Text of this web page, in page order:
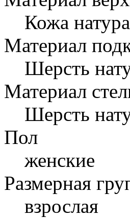
Кожа
Материал
Шерсть
Материал
Шерсть
Пол
женские
Размерная
взрослая